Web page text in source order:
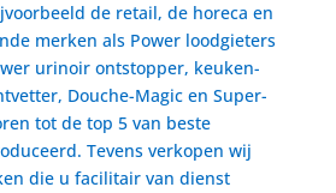
de retail, de horeca en
merken als Power loodgieters
urinoir ontstopper, keuken-
Douche-Magic en Super-
tot de top 5 van beste
Tevens verkopen wij
die u facilitair van dienst